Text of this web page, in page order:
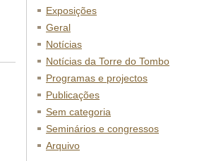
Exposições
Geral
Notícias
Notícias da Torre do Tombo
Programas e projectos
Publicações
Sem categoria
Seminários e congressos
Arquivo